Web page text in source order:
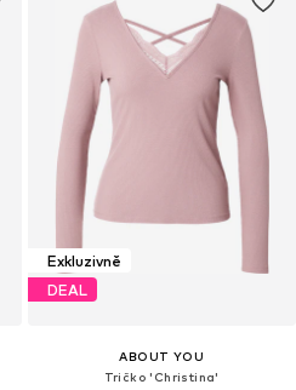
Exkluzivně
DEAL
ABOUT YOU
Tričko 'Christina'